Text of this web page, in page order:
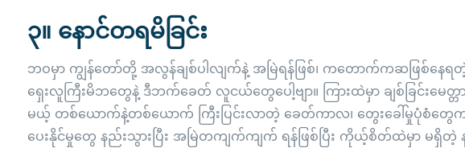
၃။ နောင်တရမိခြင်း
ဘဝမှာ ကျွန်တော်တို့ အလွန်ချစ်ပါလျက်နဲ့ အမြဲရန်ဖြစ်၊ ကတောက်ကဆဖြစ်နေရ
ရှေးလူကြီးမိဘတွေနဲ့ ဒီဘက်ခေတ် လူငယ်တွေပေါ့ဗျာ။ ကြားထဲမှာ ချစ်ခြင်းမေ
မယ့် တစ်ယောက်နဲ့တစ်ယောက် ကြီးပြင်းလာတဲ့ ခေတ်ကာလ၊ တွေးခေါ်မှုပုံစံတွေ
ပေးနိုင်မှုတွေ နည်းသွားပြီး အမြဲတကျက်ကျက် ရန်ဖြစ်ပြီး ကိုယ့်စိတ်ထဲမှာ မရှိတဲ့